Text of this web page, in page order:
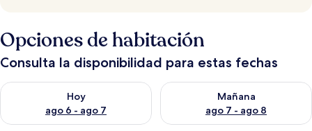
Opciones de habitación
Consulta la disponibilidad para estas fechas
Hoy
ago 6 - ago 7
Consulta la disponibilidad para hoy ago 6 - ago 7
Mañana
ago 7 - ago 8
Consulta la disponibilidad